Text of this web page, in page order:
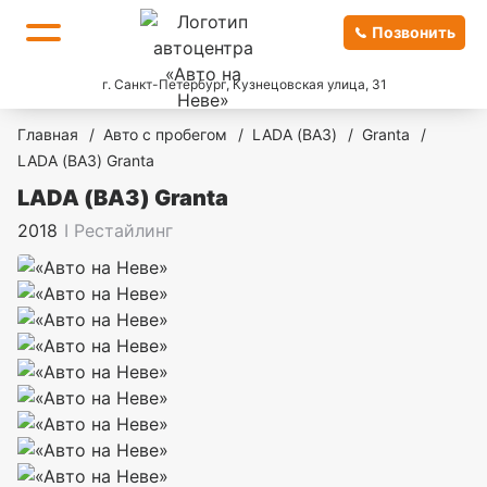
г. Санкт-Петербург, Кузнецовская улица, 31
Позвонить
Главная / Авто с пробегом / LADA (ВАЗ) / Granta
/
LADA (ВАЗ) Granta
LADA (ВАЗ) Granta
2018 I Рестайлинг